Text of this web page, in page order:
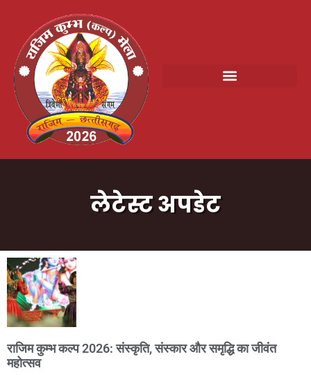
लेटेस्ट अपडेट
राजिम कुम्भ कल्प 2026: संस्कृति, संस्कार और समृद्धि का जीवंत
महोत्सव